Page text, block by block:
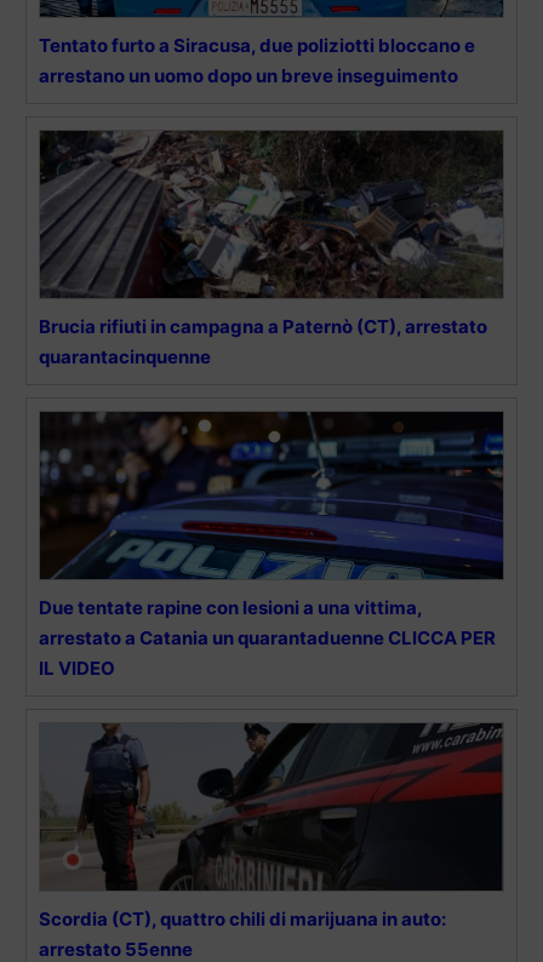
Tentato furto a Siracusa, due poliziotti bloccano e
arrestano un uomo dopo un breve inseguimento
Brucia rifiuti in campagna a Paternò (CT), arrestato
quarantacinquenne
Due tentate rapine con lesioni a una vittima,
arrestato a Catania un quarantaduenne CLICCA PER
IL VIDEO
Scordia (CT), quattro chili di marijuana in auto:
arrestato 55enne